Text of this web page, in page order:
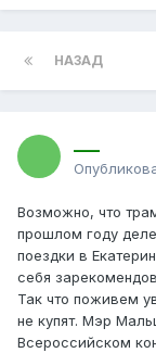
НАЗАД
Возможно, что
прошлом году
поездки в
себя
Так что поживем
не купят. Мэр
Всероссийском